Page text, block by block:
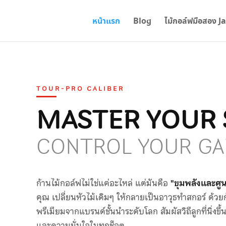
หน้าแรก Blog ไม้กอล์ฟมือสอง
TOUR-PRO CALIBER
MASTER
CONTROL YOUR
ก้านไม้กอล์ฟไม่ใช่แค่อะไหล่ แต่มันคือ "ขุมพลังและศู
คุณ เปลี่ยนหัวไม้เดิมๆ ให้กลายเป็นอาวุธทำสกอร์ ด้วย
พรีเมียมจากแบรนด์ชั้นนำระดับโลก สัมผัสวิถีลูกที่นิ่งขึ้